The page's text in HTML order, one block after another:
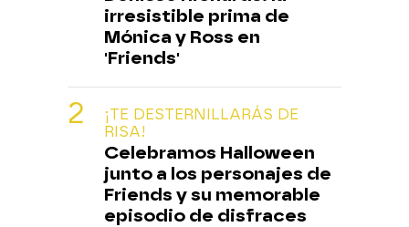
irresistible prima de
Mónica y Ross en
'Friends'
¡TE DESTERNILLARÁS DE
RISA!
Celebramos Halloween
junto a los personajes de
Friends y su memorable
episodio de disfraces